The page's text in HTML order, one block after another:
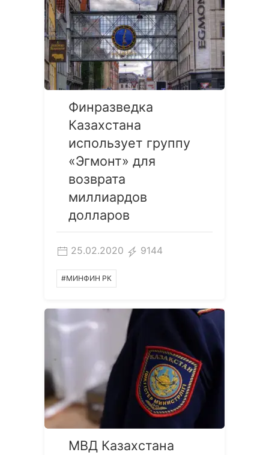
Финразведка
Казахстана
использует группу
«Эгмонт» для
возврата
миллиардов
долларов
25.02.2020 9144
#МИНФИН РК
МВД Казахстана